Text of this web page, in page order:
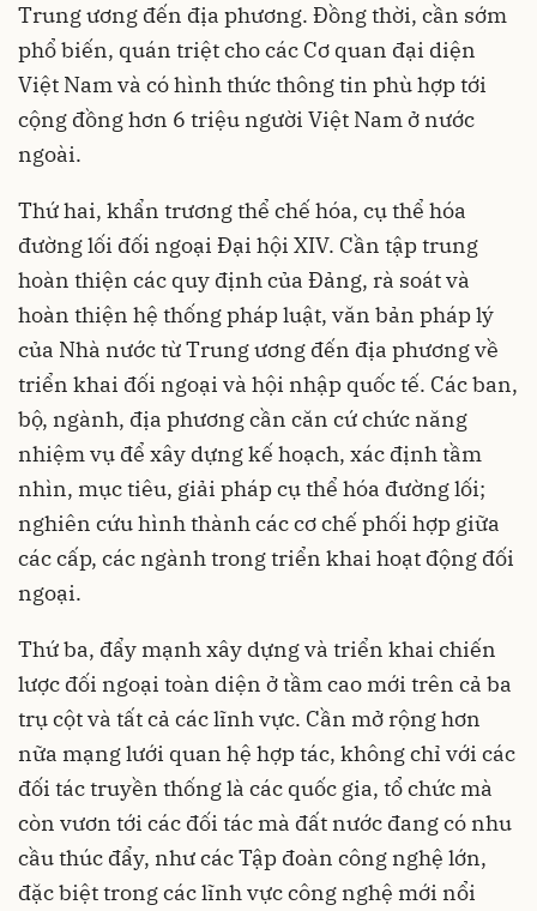
Trung ương đến địa phương. Đồng thời, cần sớm
phổ biến, quán triệt cho các Cơ quan đại diện
Việt Nam và có hình thức thông tin phù hợp tới
cộng đồng hơn 6 triệu người Việt Nam ở nước
ngoài.
Thứ hai, khẩn trương thể chế hóa, cụ thể hóa
đường lối đối ngoại Đại hội XIV. Cần tập trung
hoàn thiện các quy định của Đảng, rà soát và
hoàn thiện hệ thống pháp luật, văn bản pháp lý
của Nhà nước từ Trung ương đến địa phương về
triển khai đối ngoại và hội nhập quốc tế. Các ban,
bộ, ngành, địa phương cần căn cứ chức năng
nhiệm vụ để xây dựng kế hoạch, xác định tầm
nhìn, mục tiêu, giải pháp cụ thể hóa đường lối;
nghiên cứu hình thành các cơ chế phối hợp giữa
các cấp, các ngành trong triển khai hoạt động đối
ngoại.
Thứ ba, đẩy mạnh xây dựng và triển khai chiến
lược đối ngoại toàn diện ở tầm cao mới trên cả ba
trụ cột và tất cả các lĩnh vực. Cần mở rộng hơn
nữa mạng lưới quan hệ hợp tác, không chỉ với các
đối tác truyền thống là các quốc gia, tổ chức mà
còn vươn tới các đối tác mà đất nước đang có nhu
cầu thúc đẩy, như các Tập đoàn công nghệ lớn,
đặc biệt trong các lĩnh vực công nghệ mới nổi